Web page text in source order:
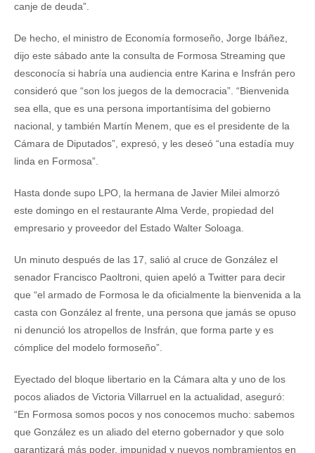
canje de deuda”.
De hecho, el ministro de Economía formoseño, Jorge Ibáñez,
dijo este sábado ante la consulta de Formosa Streaming que
desconocía si habría una audiencia entre Karina e Insfrán pero
consideró que “son los juegos de la democracia”. “Bienvenida
sea ella, que es una persona importantísima del gobierno
nacional, y también Martín Menem, que es el presidente de la
Cámara de Diputados”, expresó, y les deseó “una estadía muy
linda en Formosa”.
Hasta donde supo LPO, la hermana de Javier Milei almorzó
este domingo en el restaurante Alma Verde, propiedad del
empresario y proveedor del Estado Walter Soloaga.
Un minuto después de las 17, salió al cruce de González el
senador Francisco Paoltroni, quien apeló a Twitter para decir
que “el armado de Formosa le da oficialmente la bienvenida a la
casta con González al frente, una persona que jamás se opuso
ni denunció los atropellos de Insfrán, que forma parte y es
cómplice del modelo formoseño”.
Eyectado del bloque libertario en la Cámara alta y uno de los
pocos aliados de Victoria Villarruel en la actualidad, aseguró:
“En Formosa somos pocos y nos conocemos mucho: sabemos
que González es un aliado del eterno gobernador y que solo
garantizará más poder, impunidad y nuevos nombramientos en